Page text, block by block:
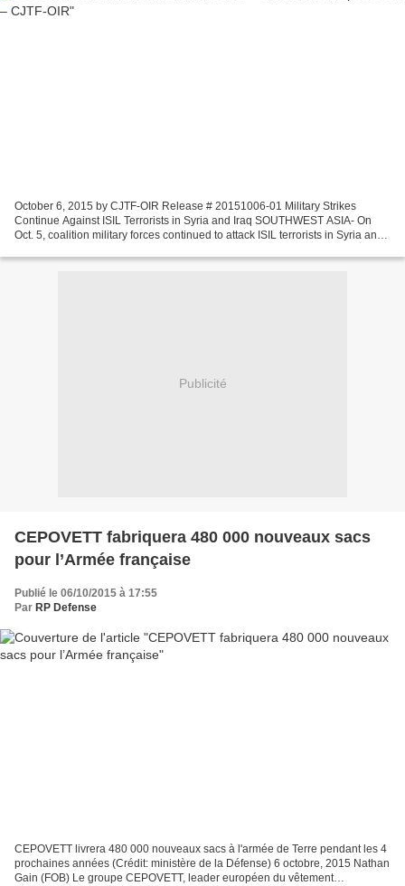
October 6, 2015 by CJTF-OIR Release # 20151006-01 Military Strikes
Continue Against ISIL Terrorists in Syria and Iraq SOUTHWEST ASIA- On
Oct. 5, coalition military forces continued to attack ISIL terrorists in Syria and
Publicité
CEPOVETT fabriquera 480 000 nouveaux sacs
pour l’Armée française
Publié le 06/10/2015 à 17:55
Par RP Defense
CEPOVETT livrera 480 000 nouveaux sacs à l'armée de Terre pendant les 4
prochaines années (Crédit: ministère de la Défense) 6 octobre, 2015 Nathan
Gain (FOB) Le groupe CEPOVETT, leader européen du vêtement